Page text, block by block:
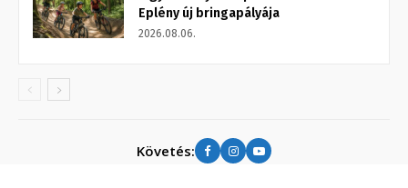
Eplény új bringapályája
2026.08.06.
Követés: